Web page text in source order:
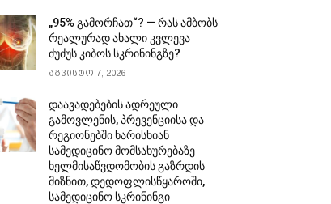
„95% გამორჩათ“? — რას ამბობს
რეალურად ახალი კვლევა
ძუძუს კიბოს სკრინინგზე?
აგვისტო 7, 2026
დაავადებების ადრეული
გამოვლენის, პრევენციისა და
რეგიონებში ხარისხიან
სამედიცინო მომსახურებაზე
ხელმისაწვდომობის გაზრდის
მიზნით, დედოფლისწყაროში,
სამედიცინო სკრინინგი